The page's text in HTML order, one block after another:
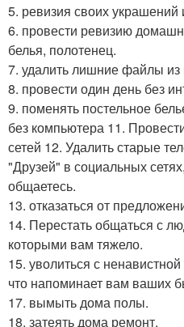
5. ревизия своих украшений
6. провести ревизию
белья, полотенец.
7. удалить лишние файлы из
8. провести один день без
9. поменять постельное
без компьютера 11.
сетей 12. Удалить старые
"Друзей" в социальных
общаетесь.
13. отказаться от
14. Перестать общаться с
которыми вам тяжело.
15. уволиться с
что напоминает вам ваших
17. вымыть дома полы.
18. затеять дома ремонт.